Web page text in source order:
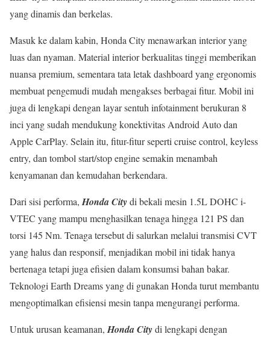
yang dinamis dan berkelas.
Masuk ke dalam kabin, Honda City menawarkan interior yang
luas dan nyaman. Material interior berkualitas tinggi memberikan
nuansa premium, sementara tata letak dashboard yang ergonomis
membuat pengemudi mudah mengakses berbagai fitur. Mobil ini
juga di lengkapi dengan layar sentuh infotainment berukuran 8
inci yang sudah mendukung konektivitas Android Auto dan
Apple CarPlay. Selain itu, fitur-fitur seperti cruise control, keyless
entry, dan tombol start/stop engine semakin menambah
kenyamanan dan kemudahan berkendara.
Dari sisi performa, Honda Citydi bekali mesin 1.5L DOHC i-
VTEC yang mampu menghasilkan tenaga hingga 121 PS dan
torsi 145 Nm. Tenaga tersebut di salurkan melalui transmisi CVT
yang halus dan responsif, menjadikan mobil ini tidak hanya
bertenaga tetapi juga efisien dalam konsumsi bahan bakar.
Teknologi Earth Dreams yang di gunakan Honda turut membantu
mengoptimalkan efisiensi mesin tanpa mengurangi performa.
Untuk urusan keamanan, Honda Citydi lengkapi dengan